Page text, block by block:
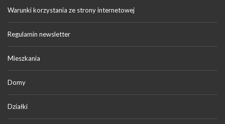
Warunki korzystania ze strony internetowej
Regulamin newsletter
Mieszkania
Domy
Działki